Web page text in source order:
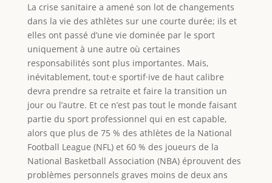
La crise sanitaire a amené son lot de changements
dans la vie des athlètes sur une courte durée; ils et
elles ont passé d’une vie dominée par le sport
uniquement à une autre où certaines
responsabilités sont plus importantes. Mais,
inévitablement, tout·e sportif·ive de haut calibre
devra prendre sa retraite et faire la transition un
jour ou l’autre. Et ce n’est pas tout le monde faisant
partie du sport professionnel qui en est capable,
alors que plus de 75 % des athlètes de la National
Football League (NFL) et 60 % des joueurs de la
National Basketball Association (NBA) éprouvent des
problèmes personnels graves moins de deux ans